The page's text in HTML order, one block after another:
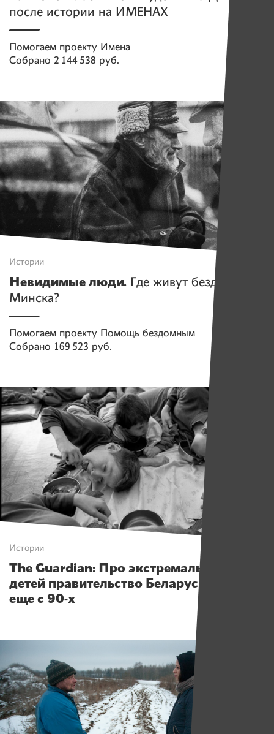
после истории на ИМЕНАХ
Помогаем проекту Имена
Собрано 2 144 538 руб.
Истории
Невидимые люди. Где живут бездомные
Минска?
Помогаем проекту Помощь бездомным
Собрано 169 523 руб.
Истории
The Guardian: Про экстремально худых
детей правительство Беларуси знало
еще с 90-х